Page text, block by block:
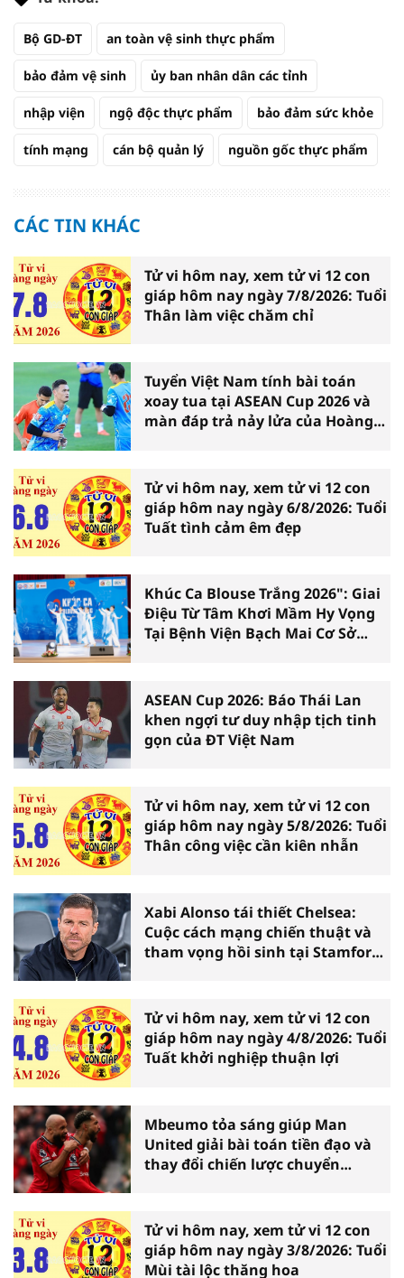
Bộ GD-ĐT an toàn vệ sinh thực phẩm
bảo đảm vệ sinh ủy ban nhân dân các tỉnh
nhập viện ngộ độc thực phẩm bảo đảm sức khỏe
tính mạng cán bộ quản lý nguồn gốc thực phẩm
CÁC TIN KHÁC
Tử vi hôm nay, xem tử vi 12 con
giáp hôm nay ngày 7/8/2026: Tuổi
Thân làm việc chăm chỉ
Tuyển Việt Nam tính bài toán
xoay tua tại ASEAN Cup 2026 và
màn đáp trả nảy lửa của Hoàng
Tử vi hôm nay, xem tử vi 12 con
giáp hôm nay ngày 6/8/2026: Tuổi
Tuất tình cảm êm đẹp
Khúc Ca Blouse Trắng 2026": Giai
Điệu Từ Tâm Khơi Mầm Hy Vọng
Tại Bệnh Viện Bạch Mai Cơ Sở
ASEAN Cup 2026: Báo Thái Lan
khen ngợi tư duy nhập tịch tinh
gọn của ĐT Việt Nam
Tử vi hôm nay, xem tử vi 12 con
giáp hôm nay ngày 5/8/2026: Tuổi
Thân công việc cần kiên nhẫn
Xabi Alonso tái thiết Chelsea:
Cuộc cách mạng chiến thuật và
tham vọng hồi sinh tại Stamford
Tử vi hôm nay, xem tử vi 12 con
giáp hôm nay ngày 4/8/2026: Tuổi
Tuất khởi nghiệp thuận lợi
Mbeumo tỏa sáng giúp Man
United giải bài toán tiền đạo và
thay đổi chiến lược chuyển
Tử vi hôm nay, xem tử vi 12 con
giáp hôm nay ngày 3/8/2026: Tuổi
Mùi tài lộc thăng hoa